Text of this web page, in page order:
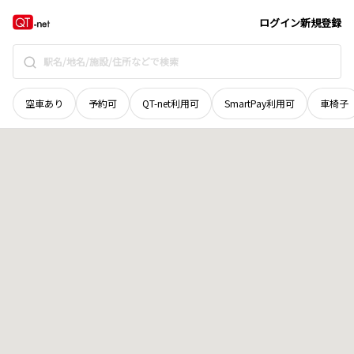
ログイン新規登録
空車あり 予約可 QT-net利用可 SmartPay利用可 車椅子
和歌山県